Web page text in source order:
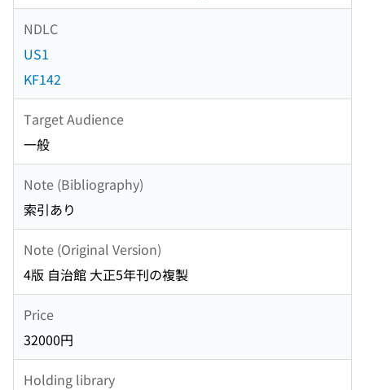
NDLC
US1
KF142
Target Audience
一般
Note (Bibliography)
索引あり
Note (Original Version)
4版 自治館 大正5年刊の複製
Price
32000円
Holding library